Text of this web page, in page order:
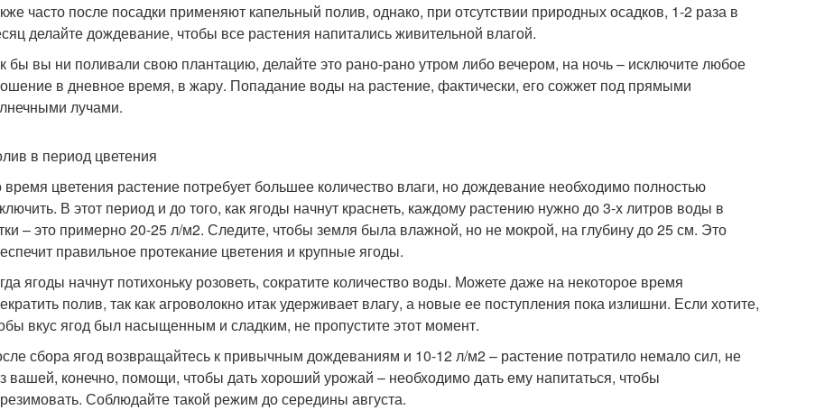
часто после посадки применяют капельный полив, однако, при отсутствии природных осадков, 1-2 раза в
делайте дождевание, чтобы все растения напитались живительной влагой.
бы вы ни поливали свою плантацию, делайте это рано-рано утром либо вечером, на ночь – исключите любое
в дневное время, в жару. Попадание воды на растение, фактически, его сожжет под прямыми
лучами.
в период цветения
время цветения растение потребует большее количество влаги, но дождевание необходимо полностью
В этот период и до того, как ягоды начнут краснеть, каждому растению нужно до 3-х литров воды в
– это примерно 20-25 л/м2. Следите, чтобы земля была влажной, но не мокрой, на глубину до 25 см. Это
правильное протекание цветения и крупные ягоды.
ягоды начнут потихоньку розоветь, сократите количество воды. Можете даже на некоторое время
полив, так как агроволокно итак удерживает влагу, а новые ее поступления пока излишни. Если хотите,
вкус ягод был насыщенным и сладким, не пропустите этот момент.
сбора ягод возвращайтесь к привычным дождеваниям и 10-12 л/м2 – растение потратило немало сил, не
вашей, конечно, помощи, чтобы дать хороший урожай – необходимо дать ему напитаться, чтобы
Соблюдайте такой режим до середины августа.